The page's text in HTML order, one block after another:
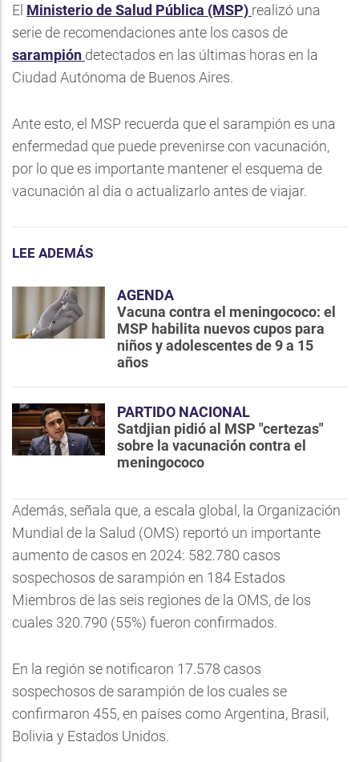
El Ministerio de Salud Pública (MSP) realizó una
serie de recomendaciones ante los casos de
sarampión detectados en las últimas horas en la
Ciudad Autónoma de Buenos Aires.
Ante esto, el MSP recuerda que el sarampión es una
enfermedad que puede prevenirse con vacunación,
por lo que es importante mantener el esquema de
vacunación al día o actualizarlo antes de viajar.
LEE ADEMÁS
AGENDA
Vacuna contra el meningococo: el
MSP habilita nuevos cupos para
niños y adolescentes de 9 a 15
años
PARTIDO NACIONAL
Satdjian pidió al MSP "certezas"
sobre la vacunación contra el
meningococo
Además, señala que, a escala global, la Organización
Mundial de la Salud (OMS) reportó un importante
aumento de casos en 2024: 582.780 casos
sospechosos de sarampión en 184 Estados
Miembros de las seis regiones de la OMS, de los
cuales 320.790 (55%) fueron confirmados.
En la región se notificaron 17.578 casos
sospechosos de sarampión de los cuales se
confirmaron 455, en países como Argentina, Brasil,
Bolivia y Estados Unidos.